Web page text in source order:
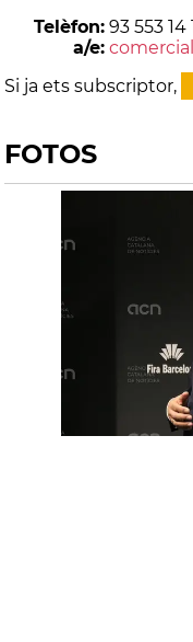
Telèfon: 93 553 14
a/e:
Si ja ets subscriptor,
FOTOS